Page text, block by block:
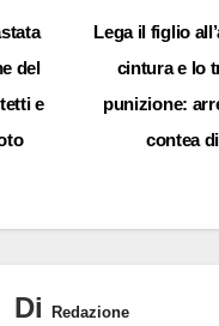
Lega il figlio
cintura e lo
punizione:
contea
del
e
Di Redazione